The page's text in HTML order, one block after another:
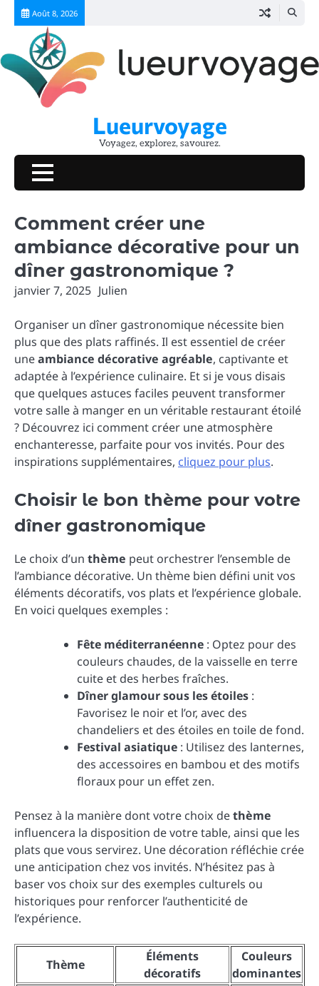
Skip
content
Août 8, 2026
Lueurvoyage
Voyagez, explorez, savourez.
Comment créer une
ambiance décorative pour un
dîner gastronomique ?
janvier 7, 2025 Julien
Organiser un dîner gastronomique nécessite bien
plus que des plats raffinés. Il est essentiel de créer
uneambiance décorative agréable, captivante et
adaptée à l’expérience culinaire. Et si je vous disais
que quelques astuces faciles peuvent transformer
votre salle à manger en un véritable restaurant étoilé
? Découvrez ici comment créer une atmosphère
enchanteresse, parfaite pour vos invités. Pour des
inspirations supplémentaires, cliquez pour plus.
Choisir le bon thème pour votre
dîner gastronomique
Le choix d’un thème peut orchestrer l’ensemble de
l’ambiance décorative. Un thème bien défini unit vos
éléments décoratifs, vos plats et l’expérience globale.
En voici quelques exemples :
Fête méditerranéenne : Optez pour des
couleurs chaudes, de la vaisselle en terre
cuite et des herbes fraîches.
Dîner glamour sous les étoiles :
Favorisez le noir et l’or, avec des
chandeliers et des étoiles en toile de fond.
Festival asiatique : Utilisez des lanternes,
des accessoires en bambou et des motifs
floraux pour un effet zen.
Pensez à la manière dont votre choix dethème
influencera la disposition de votre table, ainsi que les
plats que vous servirez. Une décoration réfléchie crée
une anticipation chez vos invités. N’hésitez pas à
baser vos choix sur des exemples culturels ou
historiques pour renforcer l’authenticité de
l’expérience.
Thème
Éléments
décoratifs
Couleurs
dominantes